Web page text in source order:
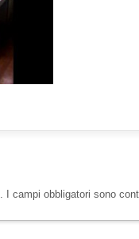
I campi obbligatori sono